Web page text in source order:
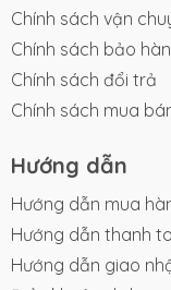
Chính sách vận
Chính sách bảo
Chính sách đổi trả
Chính sách mua
Hướng dẫn
Hướng dẫn mua
Hướng dẫn thanh
Hướng dẫn giao